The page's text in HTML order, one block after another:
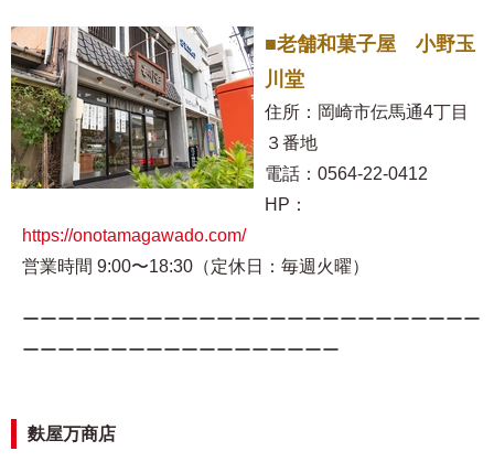
■老舗和菓子屋 小野玉
川堂
住所：岡崎市伝馬通4丁目
３番地
電話：0564-22-0412
HP：
https://onotamagawado.com/
営業時間 9:00〜18:30（定休日：毎週火曜）
ーーーーーーーーーーーーーーーーーーーーーーーーーー
ーーーーーーーーーーーーーーーーーー
麩屋万商店